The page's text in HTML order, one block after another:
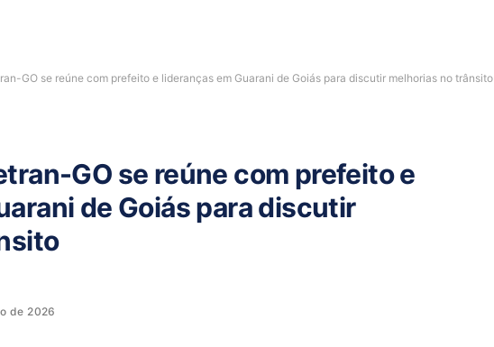
GO se reúne com prefeito e lideranças em Guarani de Goiás para discutir melhorias no trânsito
GO se reúne com prefeito e
de Goiás para discutir
de 2026